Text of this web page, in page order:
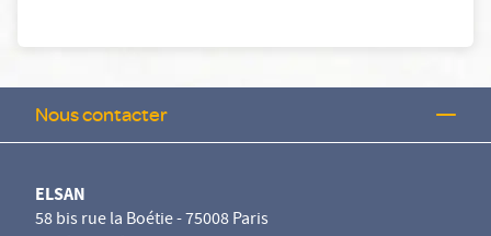
Nous contacter
ELSAN
58 bis rue la Boétie - 75008 Paris